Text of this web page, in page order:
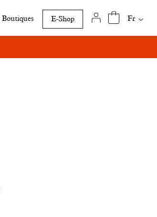
Boutiques E-Shop
cette
Fr